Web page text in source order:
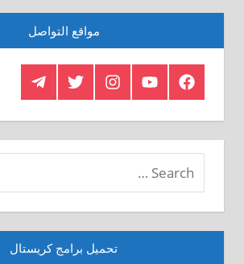
مواقع التواصل
Facebook
Crystal
Youtube
Insagram
Twitter
Telegram
تحميل برامج كريستال